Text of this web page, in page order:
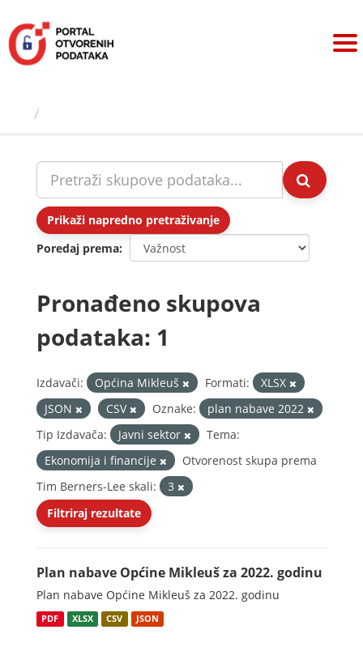
sadržaj
Prikaži napredno pretraživanje
Poredaj prema
Pronađeno skupova
podataka: 1
Izdavači: Općina Mikleuš Formati:
XLSX
JSON
CSV Oznake:
plan nabave 2022
Tip Izdavača:
Javni sektor
Tema:
Ekonomija i financije
Otvorenost skupa prema
Tim Berners-Lee skali:
3
Filtriraj rezultate
Plan nabave Općine Mikleuš za 2022. godinu
Plan nabave Općine Mikleuš za 2022. godinu
PDF XLSX CSV JSON